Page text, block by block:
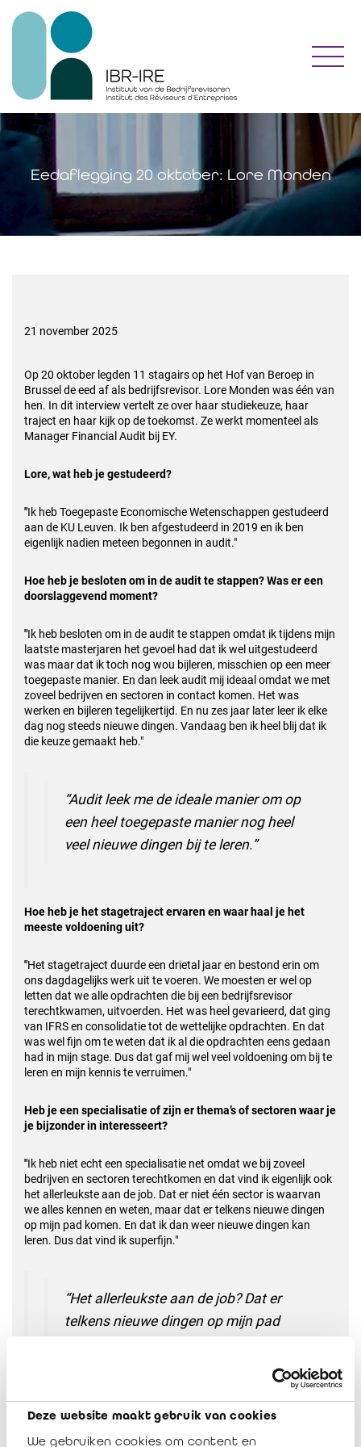
Deze website maakt gebruik van cookies
We gebruiken cookies om content en
Eedaflegging 20 oktober: Lore Monden
21 november 2025
Op 20 oktober legden 11 stagairs op het Hof van Beroep in
Brussel de eed af als bedrijfsrevisor. Lore Monden was één van
hen. In dit interview vertelt ze over haar studiekeuze, haar
traject en haar kijk op de toekomst. Ze werkt momenteel als
Manager Financial Audit bij EY.
Lore, wat heb je gestudeerd?
"Ik heb Toegepaste Economische Wetenschappen gestudeerd
aan de KU Leuven. Ik ben afgestudeerd in 2019 en ik ben
eigenlijk nadien meteen begonnen in audit."
Hoe heb je besloten om in de audit te stappen? Was er een
doorslaggevend moment?
"Ik heb besloten om in de audit te stappen omdat ik tijdens mijn
laatste masterjaren het gevoel had dat ik wel uitgestudeerd
was maar dat ik toch nog wou bijleren, misschien op een meer
toegepaste manier. En dan leek audit mij ideaal omdat we met
zoveel bedrijven en sectoren in contact komen. Het was
werken en bijleren tegelijkertijd. En nu zes jaar later leer ik elke
dag nog steeds nieuwe dingen. Vandaag ben ik heel blij dat ik
die keuze gemaakt heb."
“Audit leek me de ideale manier om op
een heel toegepaste manier nog heel
veel nieuwe dingen bij te leren.”
Hoe heb je het stagetraject ervaren en waar haal je het
meeste voldoening uit?
"Het stagetraject duurde een drietal jaar en bestond erin om
ons dagdagelijks werk uit te voeren. We moesten er wel op
letten dat we alle opdrachten die bij een bedrijfsrevisor
terechtkwamen, uitvoerden. Het was heel gevarieerd, dat ging
van IFRS en consolidatie tot de wettelijke opdrachten. En dat
was wel fijn om te weten dat ik al die opdrachten eens gedaan
had in mijn stage. Dus dat gaf mij wel veel voldoening om bij te
leren en mijn kennis te verruimen."
Heb je een specialisatie of zijn er thema’s of sectoren waar je
je bijzonder in interesseert?
"Ik heb niet echt een specialisatie net omdat we bij zoveel
bedrijven en sectoren terechtkomen en dat vind ik eigenlijk ook
het allerleukste aan de job. Dat er niet één sector is waarvan
we alles kennen en weten, maar dat er telkens nieuwe dingen
op mijn pad komen. En dat ik dan weer nieuwe dingen kan
leren. Dus dat vind ik superfijn."
“Het allerleukste aan de job? Dat er
telkens nieuwe dingen op mijn pad
Wat zie je zelf over tien jaar doen?